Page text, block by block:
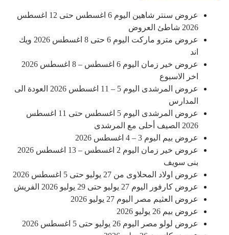
عروض سنتر شاهين اليوم 6 اغسطس حتى 12 اغسطس
2026 شاطئ العروض
عروض مترو ماركت اليوم 6 حتى 8 اغسطس 2026 ويك
اند
عروض خير زمان اليوم 6 اغسطس – 8 اغسطس 2026
اخر الاسبوع
عروض المرشدى اليوم 5 – 11 اغسطس 2026 العودة الى
المدارس
عروض المرشدى اليوم 5 اغسطس حتى 11 اغسطس
2026 الصيف أحلى مع المرشدى
عروض بيم اليوم 3 – 4 اغسطس 2026
عروض خير زمان اليوم 2 اغسطس – 13 اغسطس 2026
بنى سويف
عروض اولاد المحلاوى من 27 يوليو حتى 5 اغسطس 2026
عروض كارفور اليوم 27 يوليو حتى 29 يوليو 2026 الفريش
عروض العثيم مصر اليوم 27 يوليو 2026
عروض بيم 26 يوليو 2026
عروض لولو مصر اليوم 26 يوليو حتى 5 اغسطس 2026